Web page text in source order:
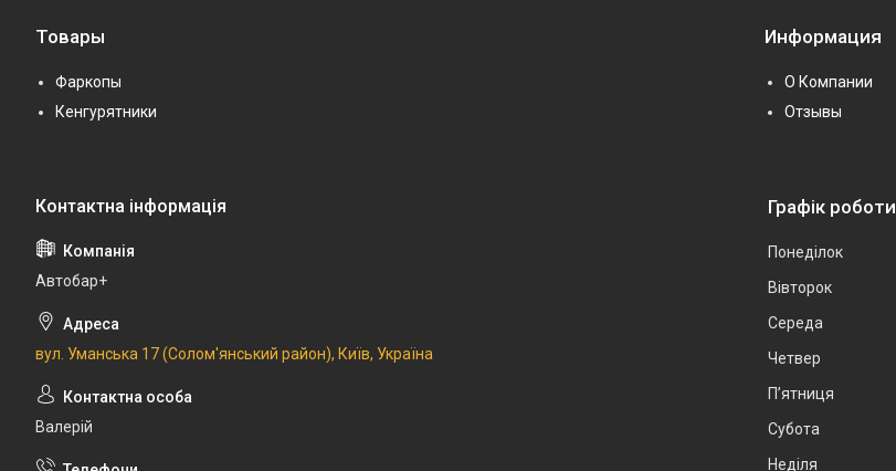
Товары
Фаркопы
Кенгурятники
Информация
О Компании
Отзывы
Автобар+
вул. Уманська 17 (Солом'янський район), Київ, Україна
Валерій
Графік роботи
Понеділок
Вівторок
Середа
Четвер
Пʼятниця
Субота
Неділя